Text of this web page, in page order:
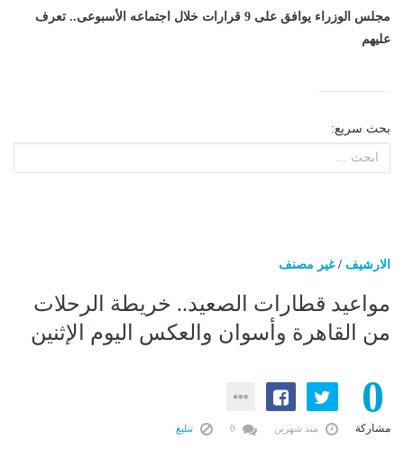
مجلس الوزراء يوافق على 9 قرارات خلال اجتماعه الأسبوعى.. تعرف
عليهم
بحث سريع:
الارشيف /غير مصنف
مواعيد قطارات الصعيد.. خريطة الرحلات
من القاهرة وأسوان والعكس اليوم الإثنين
0
مشاركة منذ شهرين تبليغ